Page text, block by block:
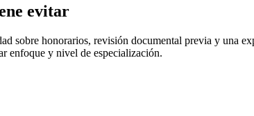
evitar
sobre honorarios, revisión documental previa y una
enfoque y nivel de especialización.